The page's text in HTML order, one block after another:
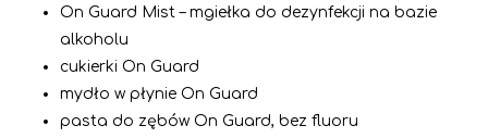
On Guard Mist – mgiełka do dezynfekcji na bazie
alkoholu
cukierki On Guard
mydło w płynie On Guard
pasta do zębów On Guard, bez fluoru